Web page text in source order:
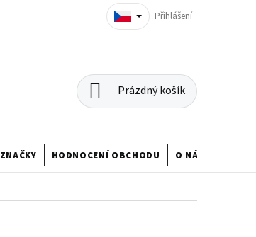
Přihlášení
NÁKUPNÍ
KOŠÍK
Prázdný košík
ZNAČKY HODNOCENÍ OBCHODU O NÁS